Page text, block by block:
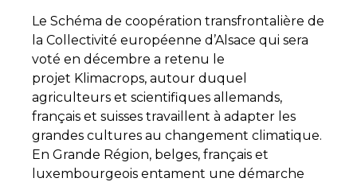
Le Schéma de coopération transfrontalière de
la Collectivité européenne d’Alsace qui sera
voté en décembre a retenu le
projet Klimacrops, autour duquel
agriculteurs et scientifiques allemands,
français et suisses travaillent à adapter les
grandes cultures au changement climatique.
En Grande Région, belges, français et
luxembourgeois entament une démarche